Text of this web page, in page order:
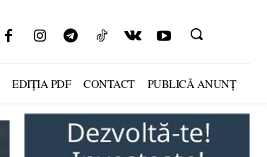
EDIȚIA PDF CONTACT PUBLICĂ ANUNȚ